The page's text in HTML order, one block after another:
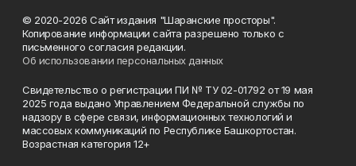
© 2020-2026 Сайт издания "Шаранские просторы".
Копирование информации сайта разрешено только с
письменного согласия редакции.
Об использовании персональных данных
Свидетельство о регистрации ПИ № ТУ 02-01792 от 19 мая
2025 года выдано Управлением Федеральной службы по
надзору в сфере связи, информационных технологий и
массовых коммуникаций по Республике Башкортостан.
Возрастная категория 12+